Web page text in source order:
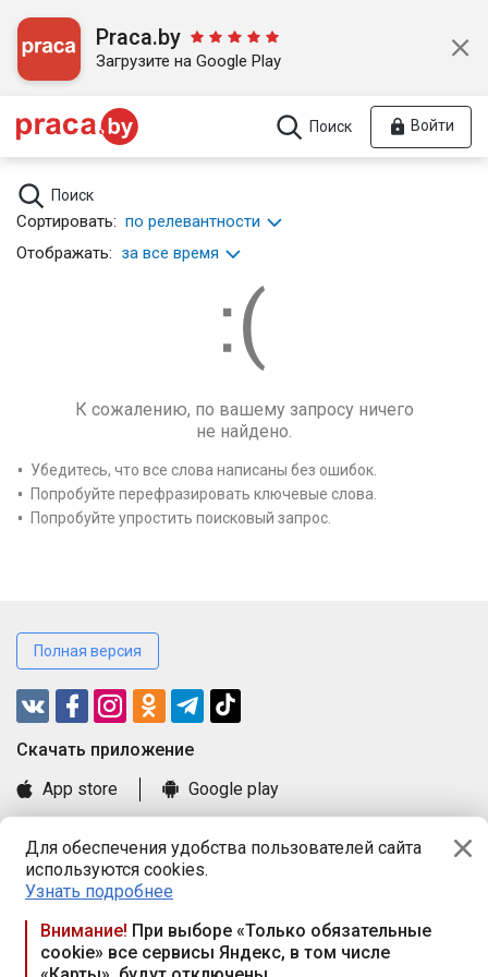
Для обеспечения удобства пользователей сайта
используются cookies.
Узнать подробнее
Внимание! При выборе «Только обязательные
cookie» все сервисы Яндекс, в том числе
Praca.by
Загрузите на Google Play
Поиск Войти
Поиск
Сортировать: по релевантности
Отображать: за все время
К сожалению, по вашему запросу ничего
не найдено.
Убедитесь, что все слова написаны без ошибок.
Попробуйте перефразировать ключевые слова.
Попробуйте упростить поисковый запрос.
Полная версия
Cкачать приложение
App store
Google play
Книга замечаний и предложений
Правила и документы
Praca.by © 2000—2026, ООО «ПРАЦА БАЙ»
Республика Беларусь, 220114, г. Минск, пр-т Независимости
117а, пом. № 9.